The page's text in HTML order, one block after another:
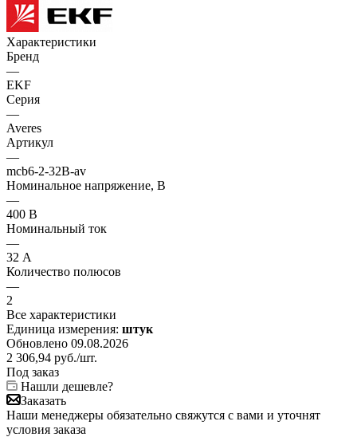
Характеристики
Бренд
—
EKF
Серия
—
Averes
Артикул
—
mcb6-2-32B-av
Номинальное напряжение, В
—
400 В
Номинальный ток
—
32 А
Количество полюсов
—
2
Все характеристики
Единица измерения: штук
Обновлено 09.08.2026
2 306,94 руб./шт.
Под заказ
Нашли дешевле?
Заказать
Наши менеджеры обязательно свяжутся с вами и уточнят
условия заказа